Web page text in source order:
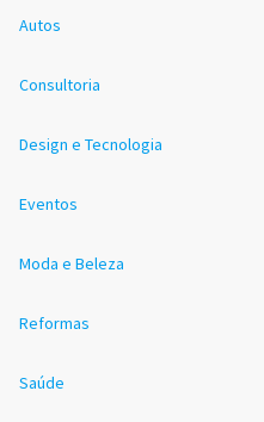
Autos
Consultoria
Design e Tecnologia
Eventos
Moda e Beleza
Reformas
Saúde